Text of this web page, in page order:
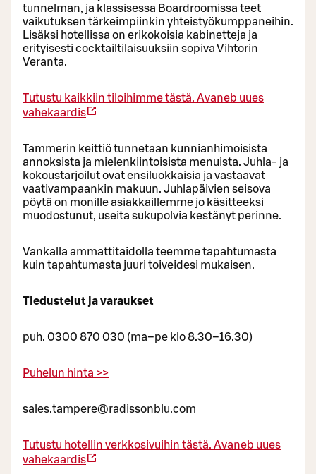
tunnelman, ja klassisessa Boardroomissa teet
vaikutuksen tärkeimpiinkin yhteistyökumppaneihin.
Lisäksi hotellissa on erikokoisia kabinetteja ja
erityisesti cocktailtilaisuuksiin sopiva Vihtorin
Veranta.
Tutustu kaikkiin tiloihimme tästä. Avaneb uues
vahekaardis
Tammerin keittiö tunnetaan kunnianhimoisista
annoksista ja mielenkiintoisista menuista. Juhla- ja
kokoustarjoilut ovat ensiluokkaisia ja vastaavat
vaativampaankin makuun. Juhlapäivien seisova
pöytä on monille asiakkaillemme jo käsitteeksi
muodostunut, useita sukupolvia kestänyt perinne.
Vankalla ammattitaidolla teemme tapahtumasta
kuin tapahtumasta juuri toiveidesi mukaisen.
Tiedustelut ja varaukset
puh. 0300 870 030 (ma–pe klo 8.30–16.30)
Puhelun hinta >>
sales.tampere@radissonblu.com
Tutustu hotellin verkkosivuihin tästä. Avaneb uues
vahekaardis